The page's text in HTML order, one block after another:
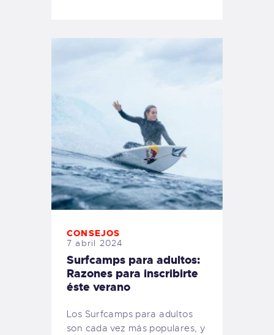
CONSEJOS
7 abril 2024
Surfcamps para adultos:
Razones para inscribirte
éste verano
Los Surfcamps para adultos
son cada vez más populares, y